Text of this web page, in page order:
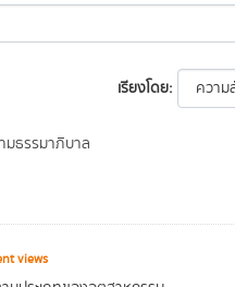
เรียงโดย
มธรรมาภิบาล
views